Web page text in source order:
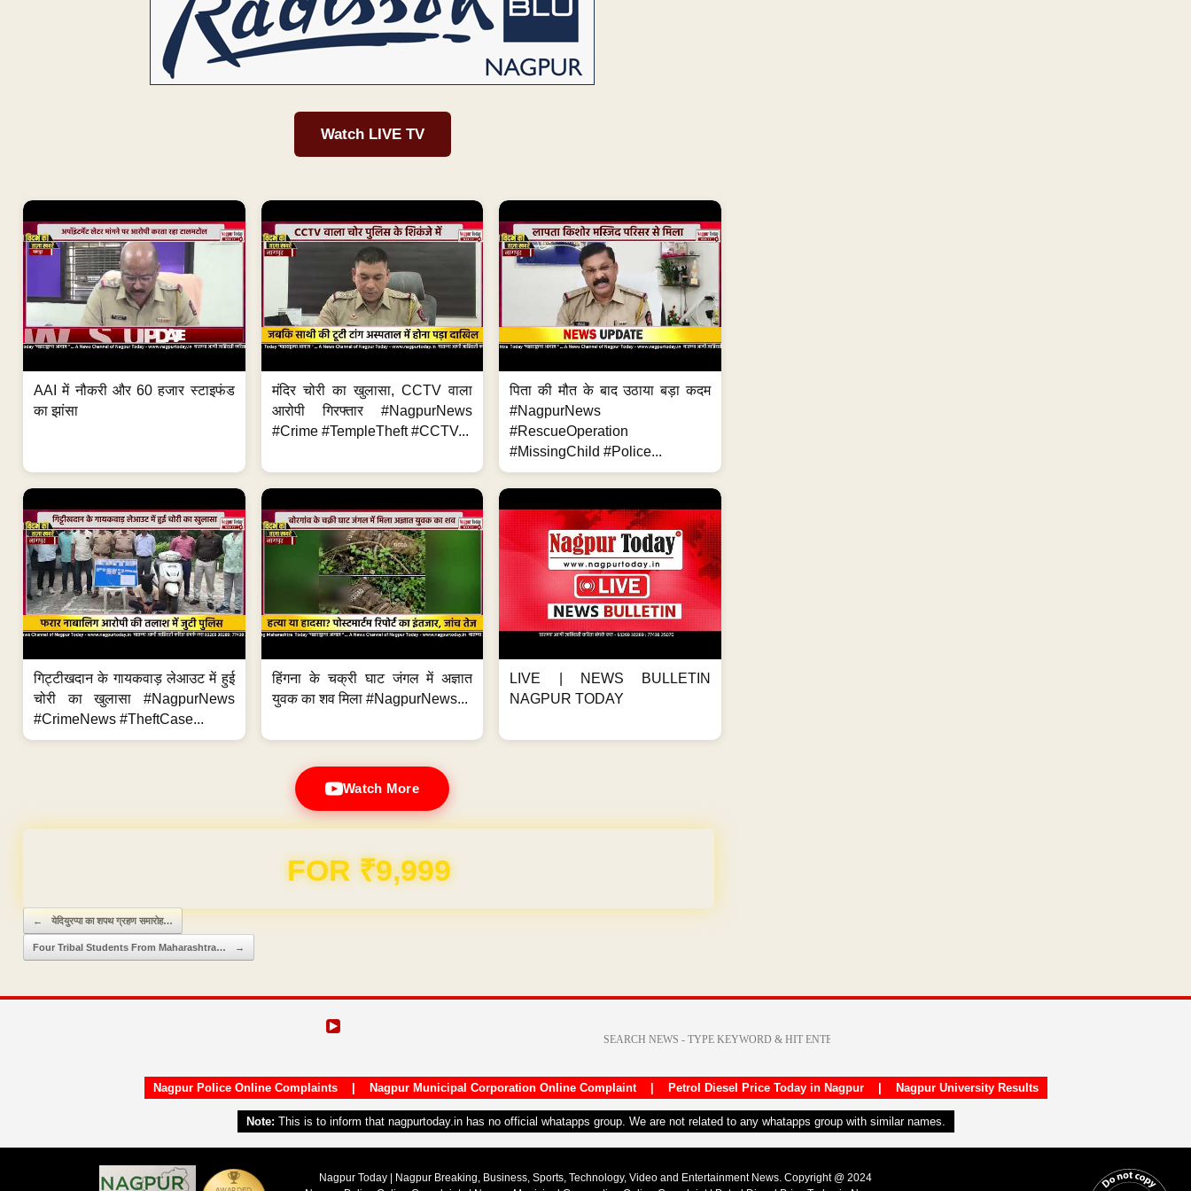
Watch LIVE TV
AAI में नौकरी और 60 हजार स्टाइफंड
का झांसा
मंदिर चोरी का खुलासा, CCTV वाला
आरोपी गिरफ्तार #NagpurNews
#Crime #TempleTheft #CCTV...
पिता की मौत के बाद उठाया बड़ा कदम
#NagpurNews
#RescueOperation
#MissingChild #Police...
गिट्टीखदान के गायकवाड़ लेआउट में हुई
चोरी का खुलासा #NagpurNews
#CrimeNews #TheftCase...
हिंगना के चक्री घाट जंगल में अज्ञात
युवक का शव मिला #NagpurNews...
LIVE | NEWS BULLETIN
NAGPUR TODAY
Watch More
Domain & Hosting FREE for 1 Year
Post navigation
← येदियुरप्पा का शपथ ग्रहण समारोह…
Four Tribal Students From Maharashtra… →
Nagpur Police Online Complaints| Nagpur Municipal Corporation Online Complaint| Petrol Diesel Price Today in Nagpur| Nagpur University Results
Note: This is to inform that nagpurtoday.in has no official whatapps group. We are not related to any whatapps group with similar names.
Nagpur Today | Nagpur Breaking, Business, Sports, Technology, Video and Entertainment News. Copyright @ 2024